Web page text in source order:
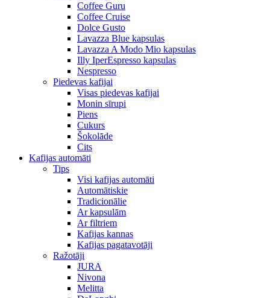
Coffee Guru
Coffee Cruise
Dolce Gusto
Lavazza Blue kapsulas
Lavazza A Modo Mio kapsulas
Illy IperEspresso kapsulas
Nespresso
Piedevas kafijai
Visas piedevas kafijai
Monin sīrupi
Piens
Cukurs
Šokolāde
Cits
Kafijas automāti
Tips
Visi kafijas automāti
Automātiskie
Tradicionālie
Ar kapsulām
Ar filtriem
Kafijas kannas
Kafijas pagatavotāji
Ražotāji
JURA
Nivona
Melitta